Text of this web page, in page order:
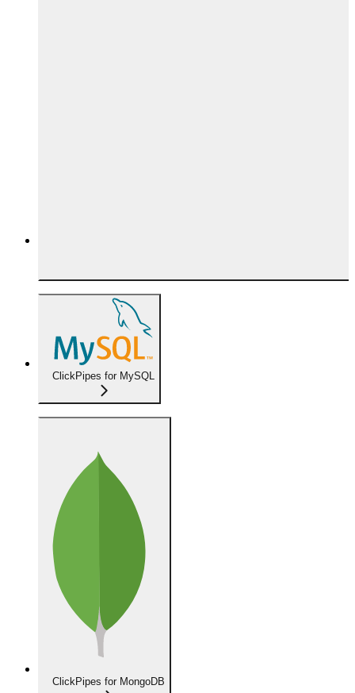
ClickPipes for MySQL
ClickPipes for MongoDB